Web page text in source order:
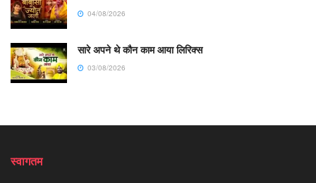
04/08/2026
सारे अपने थे कौन काम आया लिरिक्स
03/08/2026
स्वागतम